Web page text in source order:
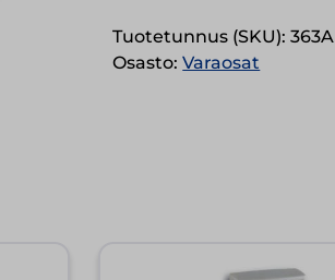
Tuotetunnus (SKU):363A
Osasto:Varaosat